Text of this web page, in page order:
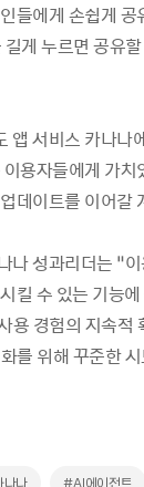
들에게 손쉽게
게 누르면 공유
앱 서비스 카나나
용자들에게 가
데이트를 이어갈
나 성과리더는 “
킬 수 있는 기능
용 경험의 지속적
를 위해 꾸준한
나 #AI에이전트